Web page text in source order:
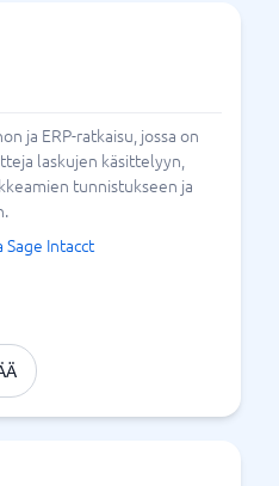
ja ERP-ratkaisu, jossa on
laskujen käsittelyyn,
tunnistukseen ja
Sage Intacct